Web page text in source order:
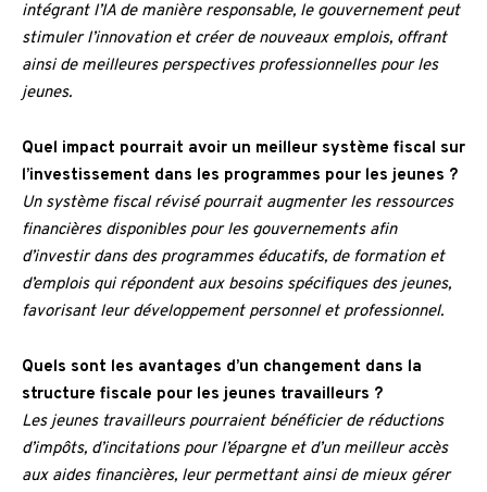
intégrant l’IA de manière responsable, le gouvernement peut
stimuler l’innovation et créer de nouveaux emplois, offrant
ainsi de meilleures perspectives professionnelles pour les
jeunes.
Quel impact pourrait avoir un meilleur système fiscal sur
l’investissement dans les programmes pour les jeunes ?
Un système fiscal révisé pourrait augmenter les ressources
financières disponibles pour les gouvernements afin
d’investir dans des programmes éducatifs, de formation et
d’emplois qui répondent aux besoins spécifiques des jeunes,
favorisant leur développement personnel et professionnel.
Quels sont les avantages d’un changement dans la
structure fiscale pour les jeunes travailleurs ?
Les jeunes travailleurs pourraient bénéficier de réductions
d’impôts, d’incitations pour l’épargne et d’un meilleur accès
aux aides financières, leur permettant ainsi de mieux gérer